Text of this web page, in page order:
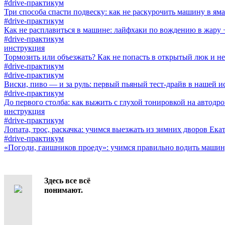
#drive-практикум
Три способа спасти подвеску: как не раскурочить машину в
#drive-практикум
Как не расплавиться в машине: лайфхаки по вождению в
#drive-практикум
инструкция
Тормозить или объезжать? Как не попасть в открытый люк и
#drive-практикум
#drive-практикум
Виски, пиво — и за руль: первый пьяный тест-драйв в нашей
#drive-практикум
До первого столба: как выжить с глухой тонировкой на
инструкция
#drive-практикум
Лопата, трос, раскачка: учимся выезжать из зимних дворов
#drive-практикум
«Погоди, гаишников проеду»: учимся правильно водить
Здесь все всё
понимают.